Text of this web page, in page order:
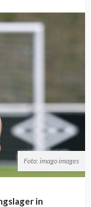
Foto: imago images
in